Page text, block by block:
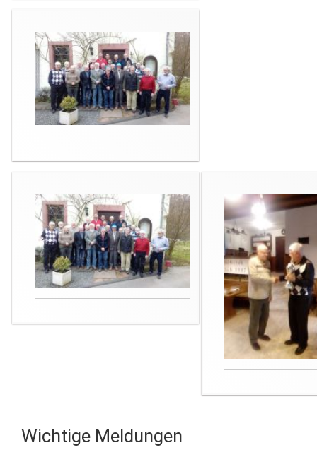
Wichtige Meldungen